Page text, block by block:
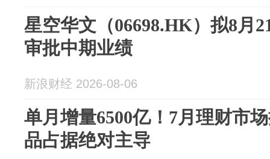
星空华文（06698.HK）拟8月
审批中期业绩
新浪财经 2026-08-06
单月增量6500亿！7月理财市
品占据绝对主导